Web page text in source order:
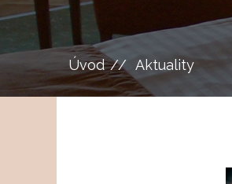
Úvod Aktuality